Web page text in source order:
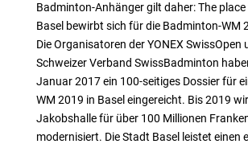
Badminton-Anhänger gilt daher: The place
Basel bewirbt sich für die Badminton-WM
Die Organisatoren der YONEX SwissOpen
Schweizer Verband SwissBadminton
Januar 2017 ein 100-seitiges Dossier für
WM 2019 in Basel eingereicht. Bis 2019
Jakobshalle für über 100 Millionen
modernisiert. Die Stadt Basel leistet einen